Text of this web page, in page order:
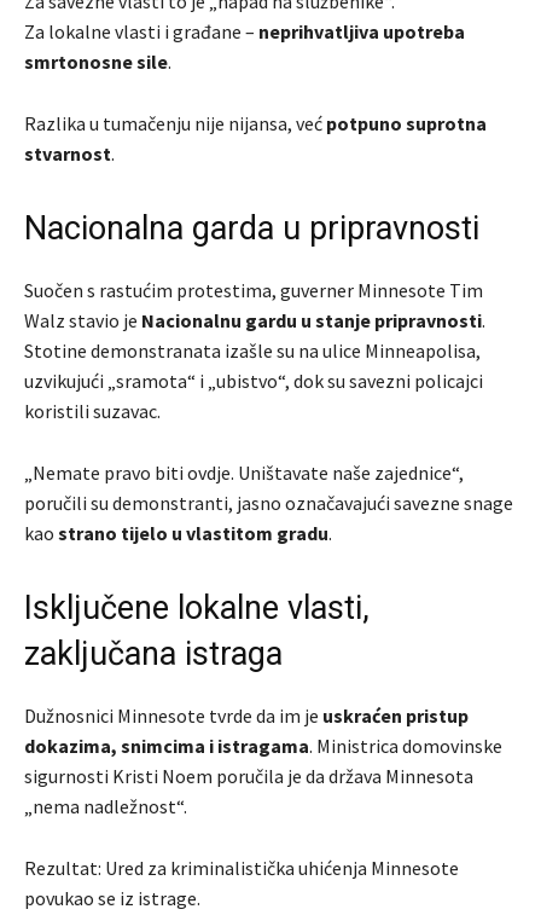
Za lokalne vlasti i građane – neprihvatljiva upotreba
smrtonosne sile.
Razlika u tumačenju nije nijansa, već potpuno suprotna
stvarnost.
Nacionalna garda u pripravnosti
Suočen s rastućim protestima, guverner Minnesote Tim
Walz stavio je Nacionalnu gardu u stanje pripravnosti.
Stotine demonstranata izašle su na ulice Minneapolisa,
uzvikujući „sramota“ i „ubistvo“, dok su savezni policajci
koristili suzavac.
„Nemate pravo biti ovdje. Uništavate naše zajednice“,
poručili su demonstranti, jasno označavajući savezne snage
kao strano tijelo u vlastitom gradu.
Isključene lokalne vlasti,
zaključana istraga
Dužnosnici Minnesote tvrde da im je uskraćen pristup
dokazima, snimcima i istragama. Ministrica domovinske
sigurnosti Kristi Noem poručila je da država Minnesota
„nema nadležnost“.
Rezultat: Ured za kriminalistička uhićenja Minnesote
povukao se iz istrage.